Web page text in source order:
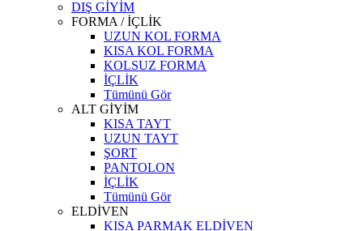
DIŞ GİYİM
FORMA / İÇLİK
UZUN KOL FORMA
KISA KOL FORMA
KOLSUZ FORMA
İÇLİK
Tümünü Gör
ALT GİYİM
KISA TAYT
UZUN TAYT
ŞORT
PANTOLON
İÇLİK
Tümünü Gör
ELDİVEN
KISA PARMAK ELDİVEN